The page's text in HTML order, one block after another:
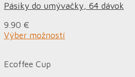
Pásiky do umývačky, 64 dávok
9.90 €
Výber možností
Ecoffee Cup